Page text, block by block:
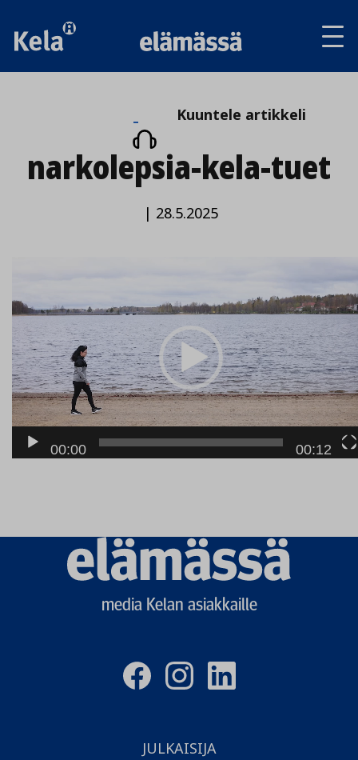
Kuuntele
artikkeli
Kuuntele artikkeli
narkolepsia-kela-tuet
| 28.5.2025
00:00 00:12
Elämässä
logo
media Kelan asiakkaille
JULKAISIJA